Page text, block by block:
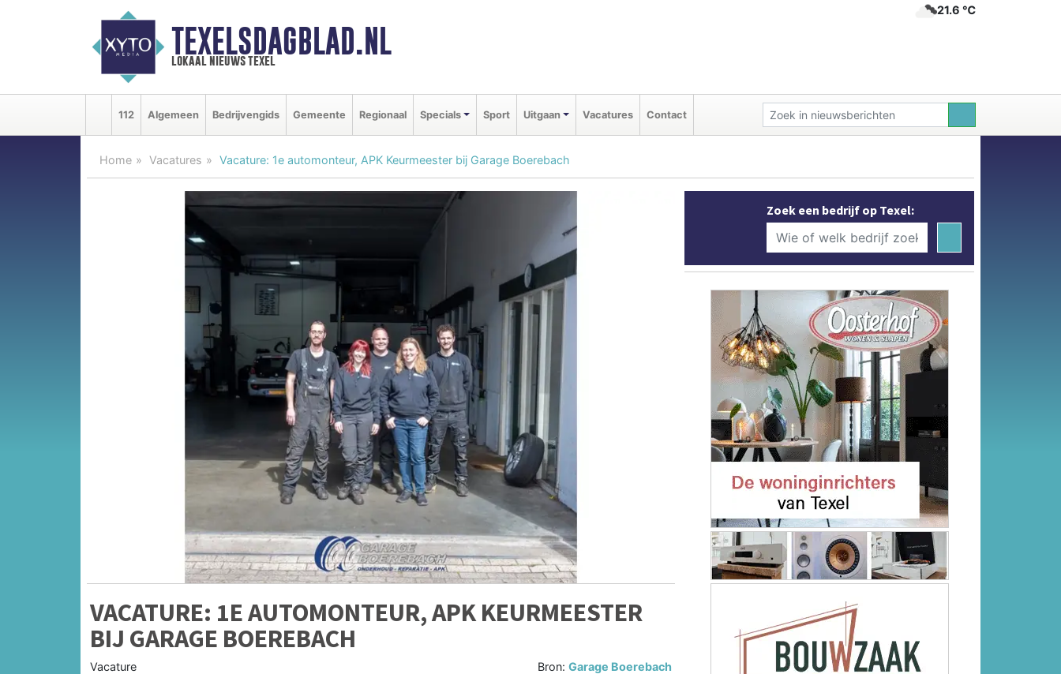
TEXELSDAGBLAD.NL
lokaal nieuws texel
21.6 ℃
112 Algemeen Bedrijvengids Gemeente Regionaal Specials Sport Uitgaan Vacatures Contact
Home Vacatures Vacature: 1e automonteur, APK Keurmeester bij Garage Boerebach
VACATURE: 1E AUTOMONTEUR, APK KEURMEESTER
BIJ GARAGE BOEREBACH
Vacature Bron:Garage Boerebach
Zoek een bedrijf op Texel: